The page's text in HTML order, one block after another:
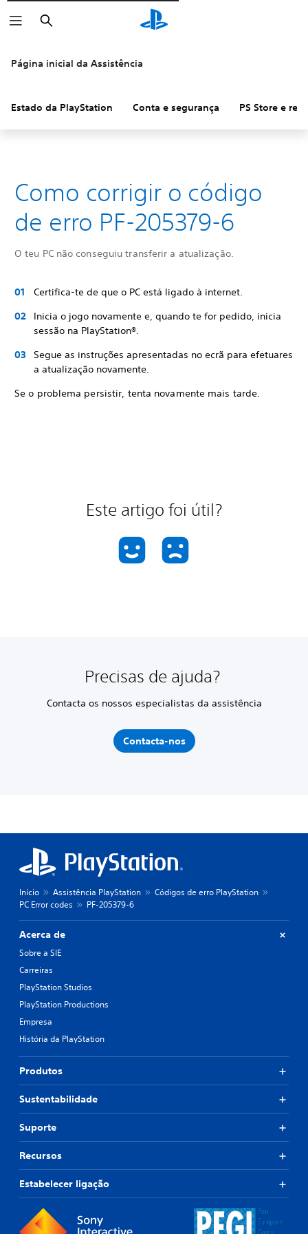
Pesquisar
Página inicial da Assistência
Estado da PlayStation Conta e segurança PS Store e
Como corrigir o código
de erro PF-205379-6
O teu PC não conseguiu transferir a atualização.
Certifica-te de que o PC está ligado à internet.
Inicia o jogo novamente e, quando te for pedido, inicia
sessão na PlayStation®.
Segue as instruções apresentadas no ecrã para efetuares
a atualização novamente.
Se o problema persistir, tenta novamente mais tarde.
Este artigo foi útil?
Precisas de ajuda?
Contacta os nossos especialistas da assistência
Contacta-nos
Início Assistência PlayStation
Códigos de erro PlayStation
PC Error codes
PF-205379-6
Acerca de
Sobre a SIE
Carreiras
PlayStation Studios
PlayStation Productions
Empresa
História da PlayStation
Produtos
Sustentabilidade
Suporte
Recursos
Estabelecer ligação